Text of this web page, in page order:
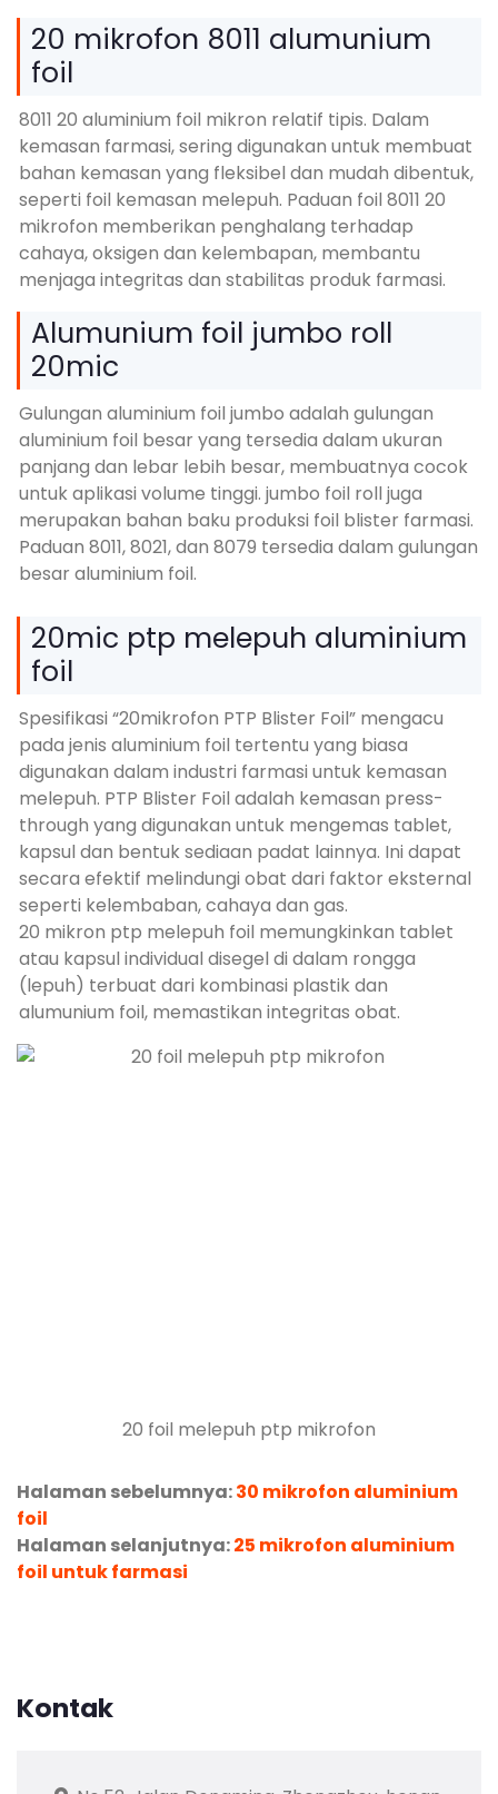
20 mikrofon 8011 alumunium
foil
8011 20 aluminium foil mikron relatif tipis. Dalam
kemasan farmasi, sering digunakan untuk membuat
bahan kemasan yang fleksibel dan mudah dibentuk,
seperti foil kemasan melepuh. Paduan foil 8011 20
mikrofon memberikan penghalang terhadap
cahaya, oksigen dan kelembapan, membantu
menjaga integritas dan stabilitas produk farmasi.
Alumunium foil jumbo roll
20mic
Gulungan aluminium foil jumbo adalah gulungan
aluminium foil besar yang tersedia dalam ukuran
panjang dan lebar lebih besar, membuatnya cocok
untuk aplikasi volume tinggi. jumbo foil roll juga
merupakan bahan baku produksi foil blister farmasi.
Paduan 8011, 8021, dan 8079 tersedia dalam gulungan
besar aluminium foil.
20mic ptp melepuh aluminium
foil
Spesifikasi “20mikrofon PTP Blister Foil” mengacu
pada jenis aluminium foil tertentu yang biasa
digunakan dalam industri farmasi untuk kemasan
melepuh. PTP Blister Foil adalah kemasan press-
through yang digunakan untuk mengemas tablet,
kapsul dan bentuk sediaan padat lainnya. Ini dapat
secara efektif melindungi obat dari faktor eksternal
seperti kelembaban, cahaya dan gas.
20 mikron ptp melepuh foil memungkinkan tablet
atau kapsul individual disegel di dalam rongga
(lepuh) terbuat dari kombinasi plastik dan
alumunium foil, memastikan integritas obat.
20 foil melepuh ptp mikrofon
Halaman sebelumnya:30 mikrofon aluminium
foil
Halaman selanjutnya:25 mikrofon aluminium
foil untuk farmasi
Kontak